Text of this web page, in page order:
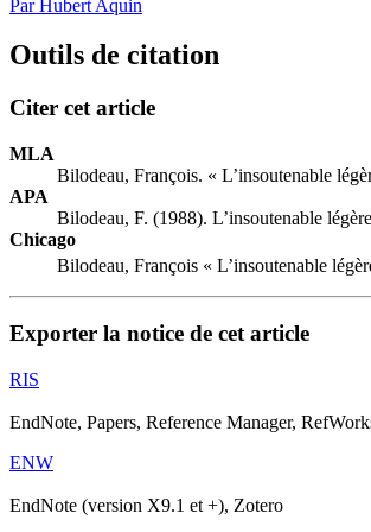
Par Hubert Aquin
Outils de citation
Citer cet article
MLA
Bilodeau, François. « L’insoutenable
APA
Bilodeau, F. (1988). L’insoutenable
Chicago
Bilodeau, François « L’insoutenable
Exporter la notice de cet article
RIS
EndNote, Papers, Reference Manager,
ENW
EndNote (version X9.1 et +), Zotero